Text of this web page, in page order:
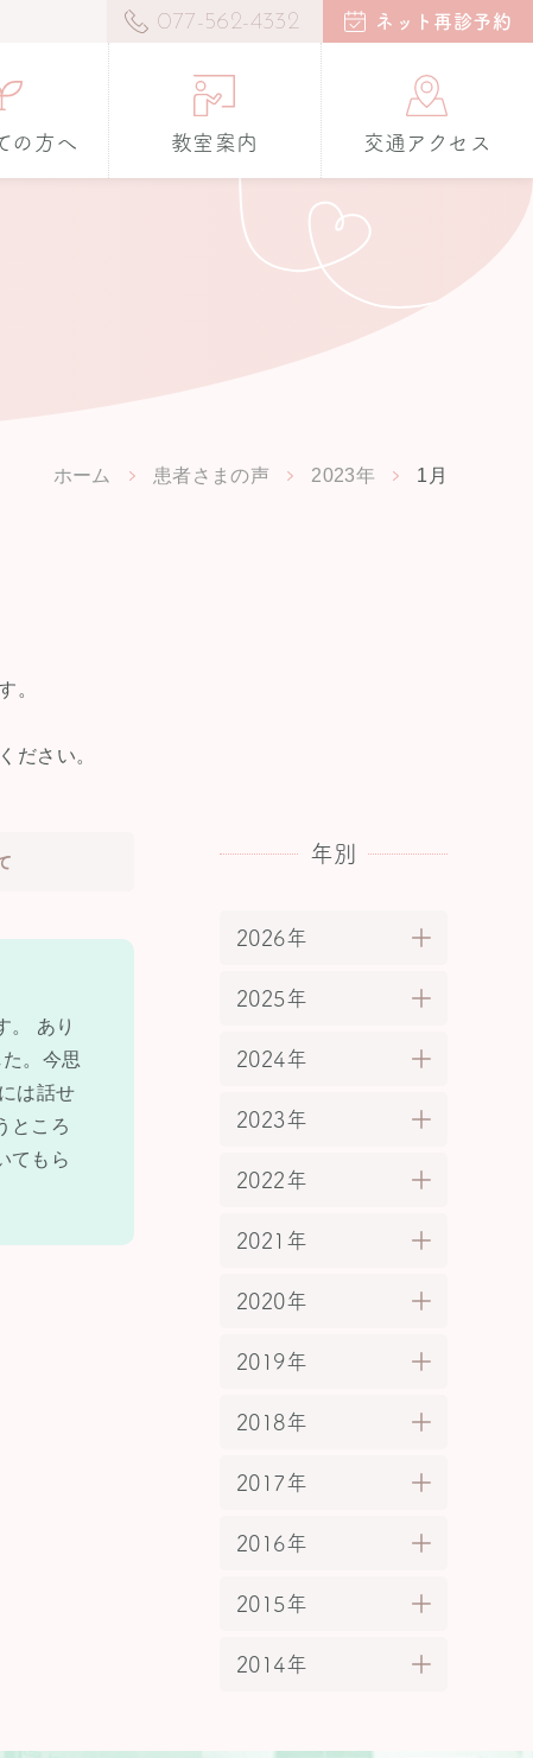
077-562-4332 ネット再診予約
の方へ 教室案内 交通アクセス
ホーム 患者さまの声 2023年 1月
。
ださい。
。 あり
。今思
は話せ
ところ
てもら
年別
2026年
2025年
2024年
2023年
2022年
2021年
2020年
2019年
2018年
2017年
2016年
2015年
2014年